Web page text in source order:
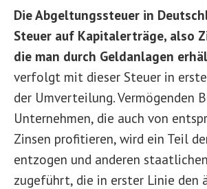
Die Abgeltungssteuer in
Steuer auf Kapitalerträge, also
die man durch Geldanlagen
verfolgt mit dieser Steuer in
der Umverteilung. Vermögenden
Unternehmen, die auch von
Zinsen profitieren, wird ein Teil
entzogen und anderen
zugeführt, die in erster Linie den